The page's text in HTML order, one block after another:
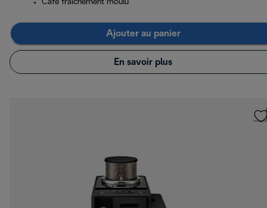
Café fraîchement moulu
Ajouter au panier
En savoir plus